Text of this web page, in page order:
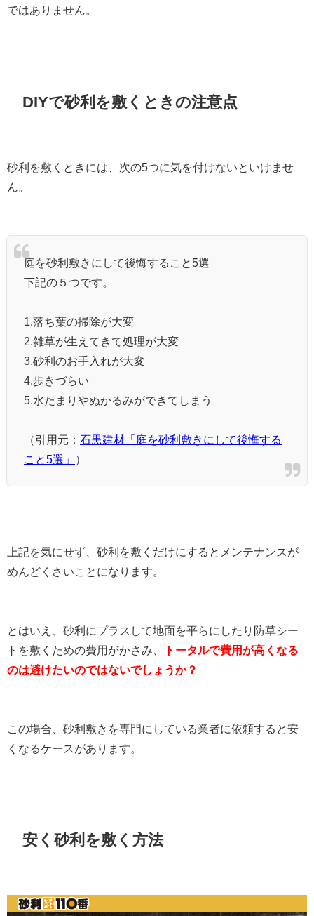
ではありません。
DIYで砂利を敷くときの注意点
砂利を敷くときには、次の5つに気を付けないといけませ
ん。
庭を砂利敷きにして後悔すること5選
下記の５つです。
1.落ち葉の掃除が大変
2.雑草が生えてきて処理が大変
3.砂利のお手入れが大変
4.歩きづらい
5.水たまりやぬかるみができてしまう
（引用元： 石黒建材「庭を砂利敷きにして後悔する
こと5選」
）
上記を気にせず、砂利を敷くだけにするとメンテナンスが
めんどくさいことになります。
とはいえ、砂利にプラスして地面を平らにしたり防草シー
トを敷くための費用がかさみ、
トータルで費用が高くなる
のは避けたいのではないでしょうか？
この場合、砂利敷きを専門にしている業者に依頼すると安
くなるケースがあります。
安く砂利を敷く方法